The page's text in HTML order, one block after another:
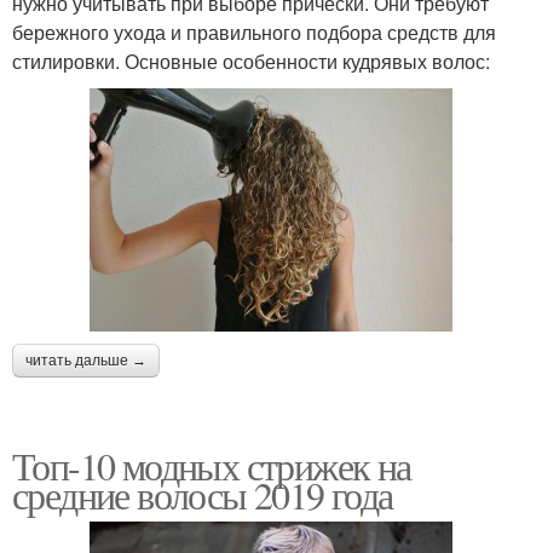
бережного ухода и правильного подбора средств для
стилировки. Основные особенности кудрявых волос:
читать дальше →
Топ-10 модных стрижек на
средние волосы 2019 года